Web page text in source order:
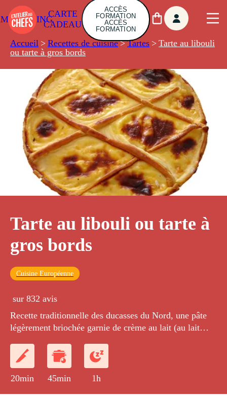
CARTE
CADEAU
ACCÈS
FORMATION
ACCÈS
FORMATION
Accueil > Recettes de cuisine > Tartes > Tarte au libouli
ou tarte à gros bords
Tarte au libouli ou tarte à
gros bords
Cuisine Européenne
sur 832 avis
Recette traditionnelle des ducasses du Nord, une pâte
légèrement briochée garnie de crème au lait (au lait
20min 45min 1h